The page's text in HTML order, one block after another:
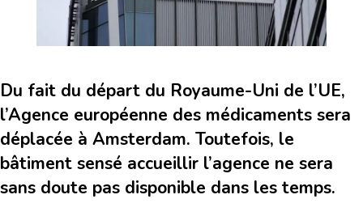
Du fait du départ du Royaume-Uni de l’UE,
l’Agence européenne des médicaments sera
déplacée à Amsterdam. Toutefois, le
bâtiment sensé accueillir l’agence ne sera
sans doute pas disponible dans les temps.